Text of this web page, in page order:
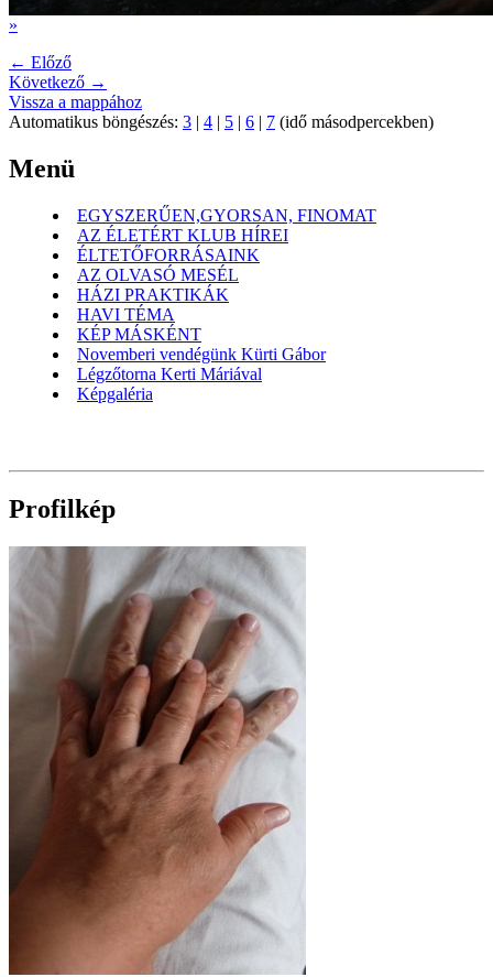
»
← Előző
Következő →
Vissza a mappához
Automatikus böngészés: 3 | 4 | 5 | 6 | 7 (idő másodpercekben)
Menü
EGYSZERŰEN,GYORSAN, FINOMAT
AZ ÉLETÉRT KLUB HÍREI
ÉLTETŐFORRÁSAINK
AZ OLVASÓ MESÉL
HÁZI PRAKTIKÁK
HAVI TÉMA
KÉP MÁSKÉNT
Novemberi vendégünk Kürti Gábor
Légzőtorna Kerti Máriával
Képgaléria
Profilkép